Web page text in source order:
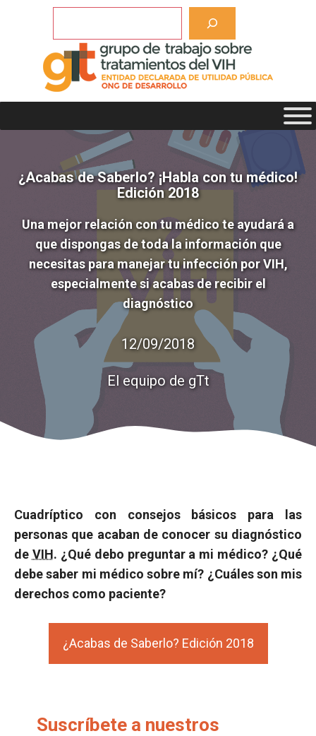
¿Acabas de Saberlo? ¡Habla con tu médico!
Edición 2018
Una mejor relación con tu médico te ayudará a
que dispongas de toda la información que
necesitas para manejar tu infección por VIH,
especialmente si acabas de recibir el
diagnóstico
12/09/2018
El equipo de gTt
Cuadríptico con consejos básicos para las
personas que acaban de conocer su diagnóstico
de VIH. ¿Qué debo preguntar a mi médico? ¿Qué
debe saber mi médico sobre mí? ¿Cuáles son mis
derechos como paciente?
¿Acabas de Saberlo? Edición 2018
Suscríbete a nuestros